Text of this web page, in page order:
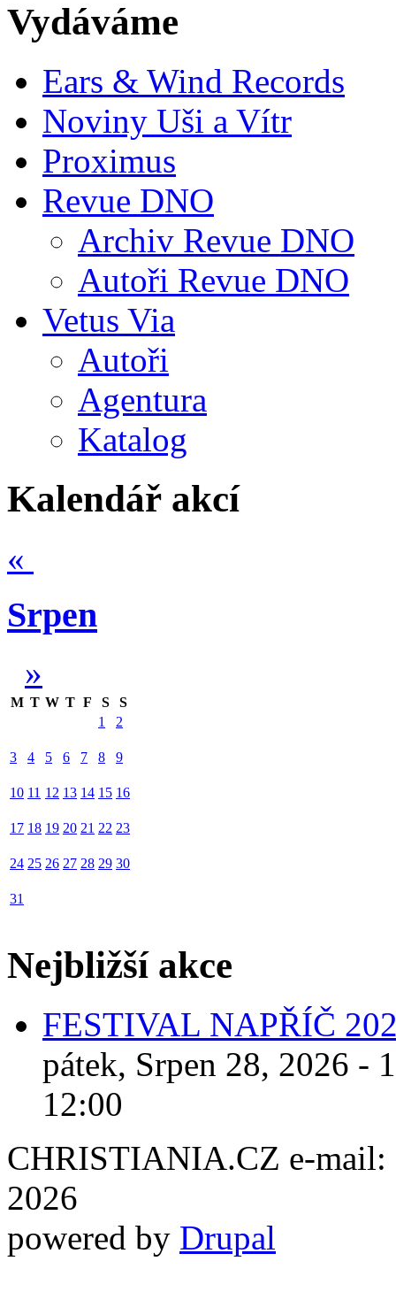
Vydáváme
Ears & Wind Records
Noviny Uši a Vítr
Proximus
Revue DNO
Archiv Revue DNO
Autoři Revue DNO
Vetus Via
Autoři
Agentura
Katalog
Kalendář akcí
«
Srpen
»
M T W T F S
S
1
2
3 4 5 6 7 8 9
10 11 12 13 14 15 16
17 18 19 20 21 22 23
24 25 26 27 28 29 30
31
Nejbližší akce
FESTIVAL NAPŘÍČ
pátek, Srpen 28, 2026 -
12:00
CHRISTIANIA.CZ e-mail:
2026
powered by Drupal